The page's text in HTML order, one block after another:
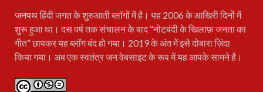
जनपथहिंदी जगत के शुरुआती ब्लॉगों में है। यह 2006 के आखिरी दिनों में
शुरू हुआ था। दस वर्ष तक संचालन के बाद “नोटबंदी के खिलाफ़ जनता का
गीत” छापकर यह ब्लॉग बंद हो गया। 2019 के अंत में इसे दोबारा ज़िंदा
किया गया। अब एक स्वतंत्र जन वेबसाइट के रूप में यह आपके सामने है।